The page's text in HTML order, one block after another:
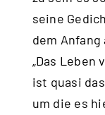
seine
dem Anfang
„Das Leben
ist quasi
um die es